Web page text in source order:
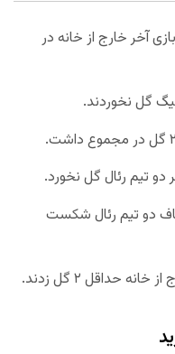
رئال مادرید در ۲۲ مسابقه از ۲۳ بازی آخر خارج از خانه در
گل نخوردند.
تیم رئال گل نخورد.
دو تیم رئال شکست
حداقل ۲ گل زدند.